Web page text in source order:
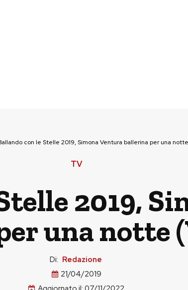
con le Stelle 2019, Simona Ventura ballerina per una
TV
2019,
una notte
Di: Redazione
21/04/2019